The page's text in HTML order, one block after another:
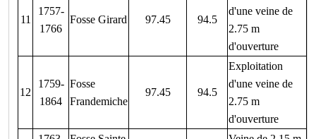
11
1757-
1766
Fosse Girard 97.45 94.5
d'une veine de
2.75 m
d'ouverture
12
1759-
1864
Fosse
Frandemiche
97.45 94.5
Exploitation
d'une veine de
2.75 m
d'ouverture